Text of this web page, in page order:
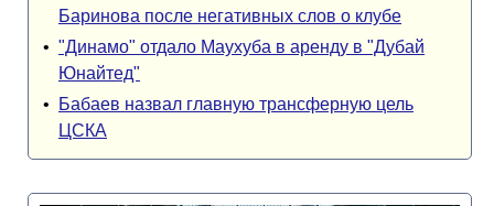
Баринова после негативных слов о клубе
• "Динамо" отдало Маухуба в аренду в "Дубай
Юнайтед"
•
Бабаев назвал главную трансферную цель
ЦСКА